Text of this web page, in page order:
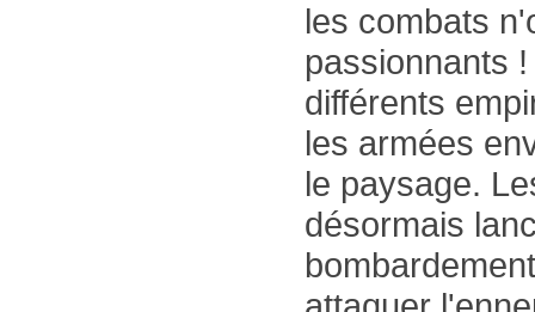
les combats
passionnants
différents
les armées
le paysage.
désormais